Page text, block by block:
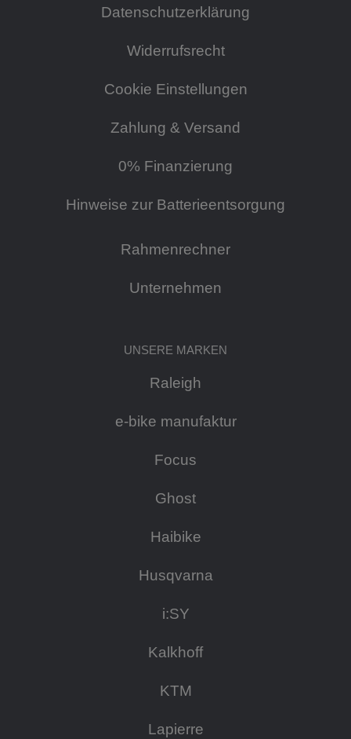
Datenschutzerklärung
Widerrufsrecht
Cookie Einstellungen
Zahlung & Versand
0% Finanzierung
Hinweise zur Batterieentsorgung
Rahmenrechner
Unternehmen
UNSERE MARKEN
Raleigh
e-bike manufaktur
Focus
Ghost
Haibike
Husqvarna
i:SY
Kalkhoff
KTM
Lapierre